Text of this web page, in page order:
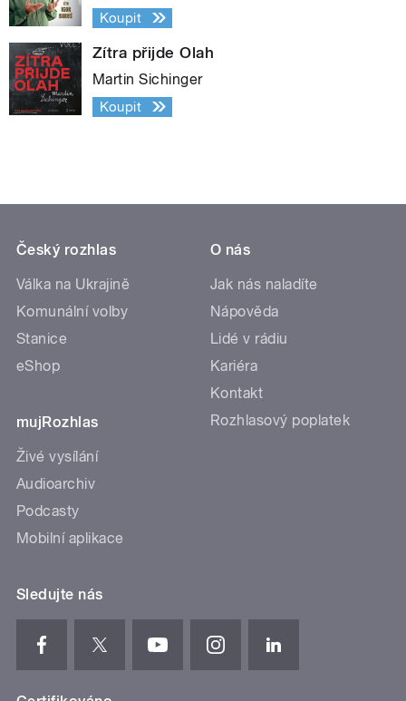
Koupit
Zítra přijde Olah
Martin Sichinger
Koupit
Český rozhlas
Válka na Ukrajině
Komunální volby
Stanice
eShop
mujRozhlas
Živé vysílání
Audioarchiv
Podcasty
Mobilní aplikace
O nás
Jak nás naladíte
Nápověda
Lidé v rádiu
Kariéra
Kontakt
Rozhlasový poplatek
Sledujte nás